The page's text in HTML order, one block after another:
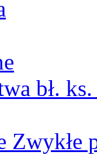
bł.
Zwykłe